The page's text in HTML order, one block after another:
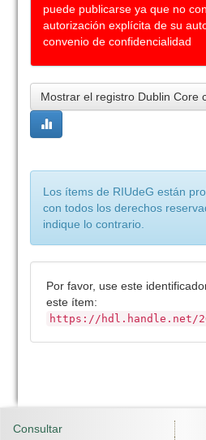
puede publicarse ya que no
autorización explícita de su
convenio de confidencialidad
Mostrar el registro Dublin Core
Los ítems de RIUdeG están
con todos los derechos
indique lo contrario.
Por favor, use este
este ítem:
https://hdl.handle.net/
Consultar